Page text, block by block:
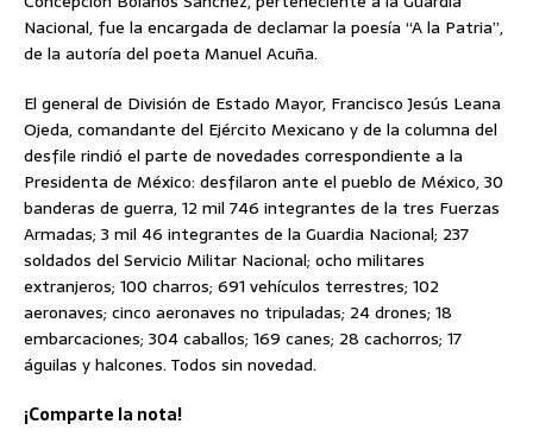
Nacional, fue la encargada de declamar la poesía “A la Patria”,
de la autoría del poeta Manuel Acuña.
El general de División de Estado Mayor, Francisco Jesús Leana
Ojeda, comandante del Ejército Mexicano y de la columna del
desfile rindió el parte de novedades correspondiente a la
Presidenta de México: desfilaron ante el pueblo de México, 30
banderas de guerra, 12 mil 746 integrantes de la tres Fuerzas
Armadas; 3 mil 46 integrantes de la Guardia Nacional; 237
soldados del Servicio Militar Nacional; ocho militares
extranjeros; 100 charros; 691 vehículos terrestres; 102
aeronaves; cinco aeronaves no tripuladas; 24 drones; 18
embarcaciones; 304 caballos; 169 canes; 28 cachorros; 17
águilas y halcones. Todos sin novedad.
¡Comparte la nota!